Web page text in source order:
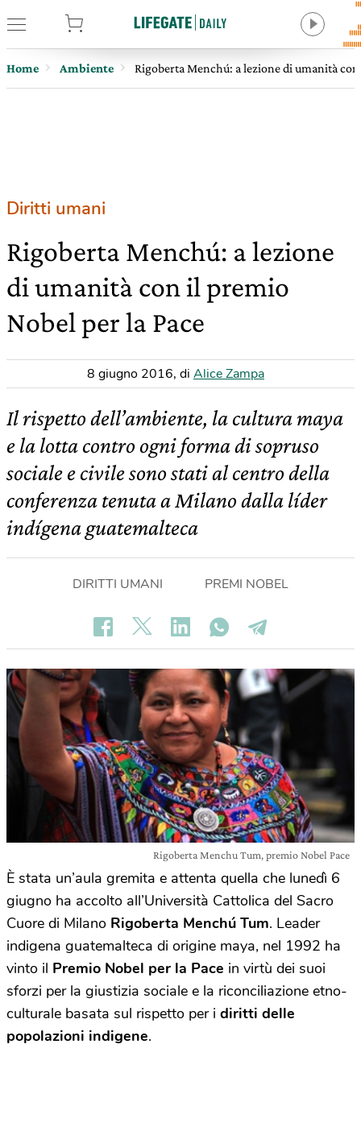
Home Ambiente Rigoberta Menchú: a lezione di umanità
Diritti umani
Rigoberta Menchú: a lezione
di umanità con il premio
Nobel per la Pace
8 giugno 2016, di Alice Zampa
Il rispetto dell’ambiente, la cultura maya
e la lotta contro ogni forma di sopruso
sociale e civile sono stati al centro della
conferenza tenuta a Milano dalla líder
indígena guatemalteca
DIRITTI UMANI PREMI NOBEL
Rigoberta Menchu Tum, premio Nobel Pace
È stata un’aula gremita e attenta quella che lunedì 6
giugno ha accolto all’Università Cattolica del Sacro
Cuore di Milano Rigoberta Menchú Tum. Leader
indigena guatemalteca di origine maya, nel 1992 ha
vinto il Premio Nobel per la Pace in virtù dei suoi
sforzi per la giustizia sociale e la riconciliazione etno-
culturale basata sul rispetto per i diritti delle
popolazioni indigene.